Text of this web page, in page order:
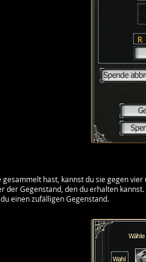
hast, kannst du sie gegen
der Gegenstand, den du erhalten kannst.
einen zufälligen Gegenstand.